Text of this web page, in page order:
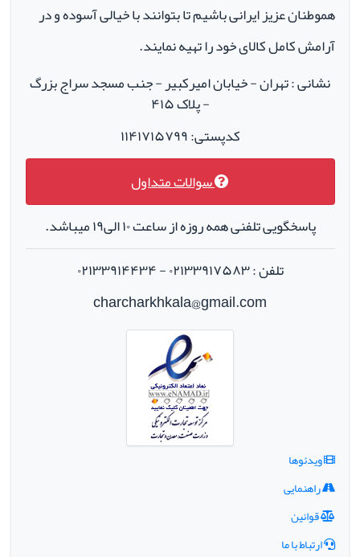
هموطنان عزیز ایرانی باشیم تا بتوانند با خیالی آسوده و در
آرامش کامل کالای خود را تهیه نمایند.
نشانی : تهران - خیابان امیرکبیر - جنب مسجد سراج بزرگ
- پلاک ۴۱۵
کدپستی: ۱۱۴۱۷۱۵۷۹۹
سوالات متداول
پاسخگویی تلفنی همه روزه از ساعت ۱۰ الی۱۹ میباشد.
تلفن : ۰۲۱۳۳۹۱۷۵۸۳ - ۰۲۱۳۳۹۱۴۴۳۴
charcharkhkala@gmail.com
ویدئوها
راهنمایی
قوانین
ارتباط با ما